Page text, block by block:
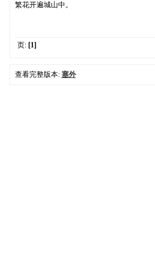
繁花开遍城山中。
页: [1]
查看完整版本: 塞外